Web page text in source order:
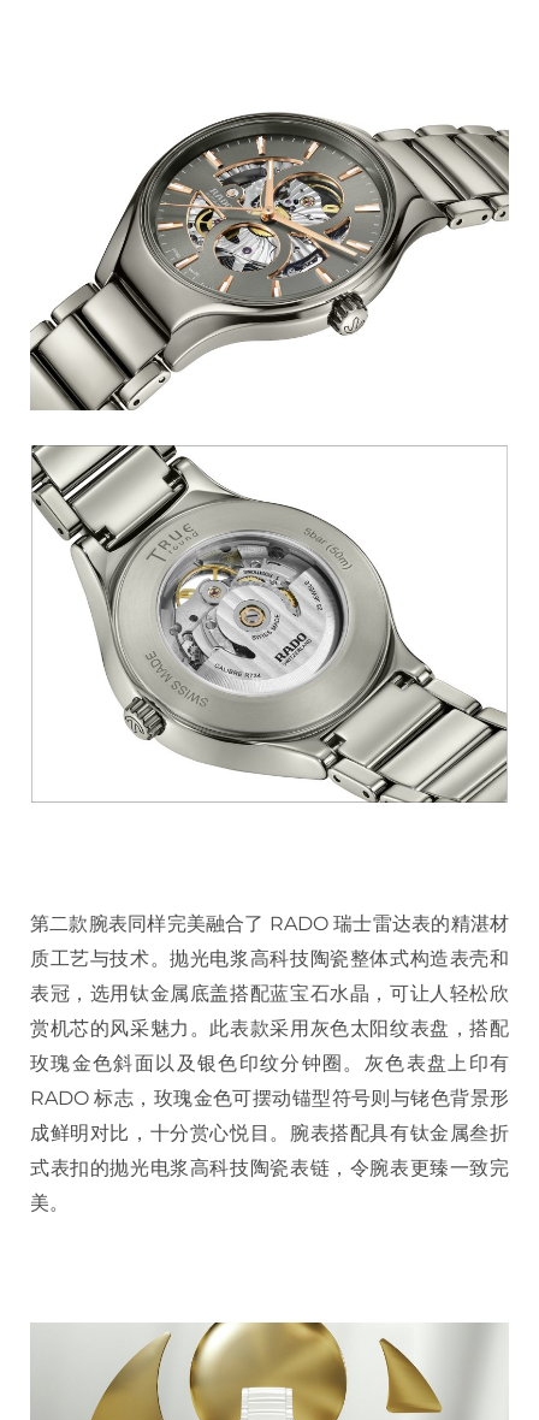
第二款腕表同样完美融合了 RADO 瑞士雷达表的精湛材
质工艺与技术。抛光电浆高科技陶瓷整体式构造表壳和
表冠，选用钛金属底盖搭配蓝宝石水晶，可让人轻松欣
赏机芯的风采魅力。此表款采用灰色太阳纹表盘，搭配
玫瑰金色斜面以及银色印纹分钟圈。灰色表盘上印有
RADO 标志，玫瑰金色可摆动锚型符号则与铑色背景形
成鲜明对比，十分赏心悦目。腕表搭配具有钛金属叁折
式表扣的抛光电浆高科技陶瓷表链，令腕表更臻一致完
美。